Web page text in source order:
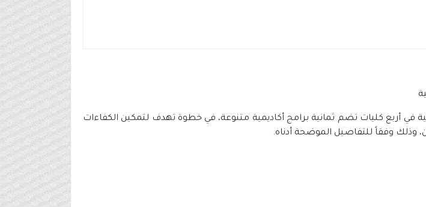
في أربع كليات تضم ثمانية برامج أكاديمية متنوعة، في خطوة تهدف لتمكين الكفاءات
وذلك وفقاً للتفاصيل الموضحة أدناه.